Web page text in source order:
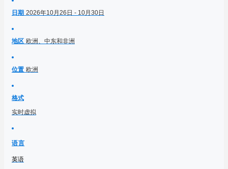
日期 2026年10月26日 - 10月30日
地区 欧洲、中东和非洲
位置 欧洲
格式
实时虚拟
语言
英语